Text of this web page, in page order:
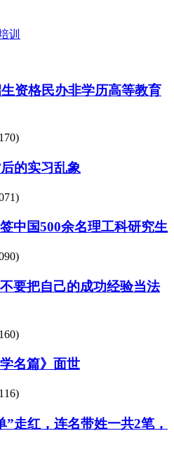
训
资格民办非学历高等教育
的实习乱象
中国500余名理工科研究生
要把自己的成功经验当法
名篇》面世
走红，连名带姓一共2笔，